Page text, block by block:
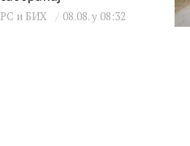
РС и БИХ 08.08. у 08:32